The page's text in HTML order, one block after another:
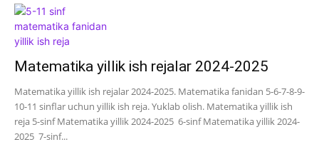
Matematika yillik ish rejalar 2024-2025
Matematika yillik ish rejalar 2024-2025. Matematika fanidan 5-6-7-8-9-
10-11 sinflar uchun yillik ish reja. Yuklab olish. Matematika yillik ish
reja 5-sinf Matematika yillik 2024-2025 6-sinf Matematika yillik 2024-
2025 7-sinf...